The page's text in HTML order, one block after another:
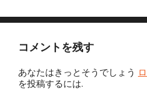
コメントを残す
あなたはきっとそうでしょう
を投稿するには.